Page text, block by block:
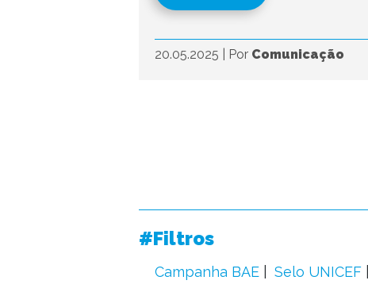
20.05.2025 Por Comunicação
#Filtros
Campanha BAE Selo UNICEF